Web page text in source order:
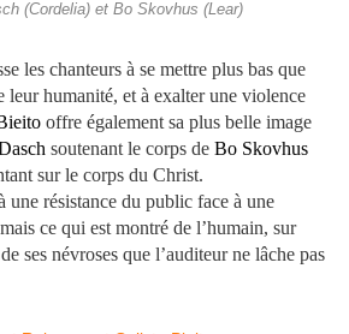
(Cordelia) et Bo Skovhus (Lear)
les chanteurs à se mettre plus bas que
leur humanité, et à exalter une violence
offre également sa plus belle image
soutenant le corps de Bo Skovhus
sur le corps du Christ.
une résistance du public face à une
ce qui est montré de l’humain, sur
ses névroses que l’auditeur ne lâche pas